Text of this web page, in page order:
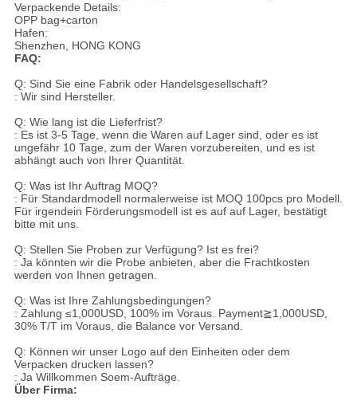
Verpackende Details:
OPP bag+carton
Hafen:
Shenzhen, HONG KONG
FAQ:
Q: Sind Sie eine Fabrik oder Handelsgesellschaft?
: Wir sind Hersteller.
Q: Wie lang ist die Lieferfrist?
: Es ist 3-5 Tage, wenn die Waren auf Lager sind, oder es ist
ungefähr 10 Tage, zum der Waren vorzubereiten, und es ist
abhängt auch von Ihrer Quantität.
Q: Was ist Ihr Auftrag MOQ?
: Für Standardmodell normalerweise ist MOQ 100pcs pro Modell.
Für irgendein Förderungsmodell ist es auf auf Lager, bestätigt
bitte mit uns.
Q: Stellen Sie Proben zur Verfügung? Ist es frei?
: Ja könnten wir die Probe anbieten, aber die Frachtkosten
werden von Ihnen getragen.
Q: Was ist Ihre Zahlungsbedingungen?
: Zahlung ≤1,000USD, 100% im Voraus. Payment≧1,000USD,
30% T/T im Voraus, die Balance vor Versand.
Q: Können wir unser Logo auf den Einheiten oder dem
Verpacken drucken lassen?
: Ja Willkommen Soem-Aufträge.
Über Firma: